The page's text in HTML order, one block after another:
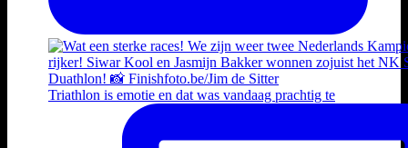
Triathlon is emotie en dat was vandaag prachtig te